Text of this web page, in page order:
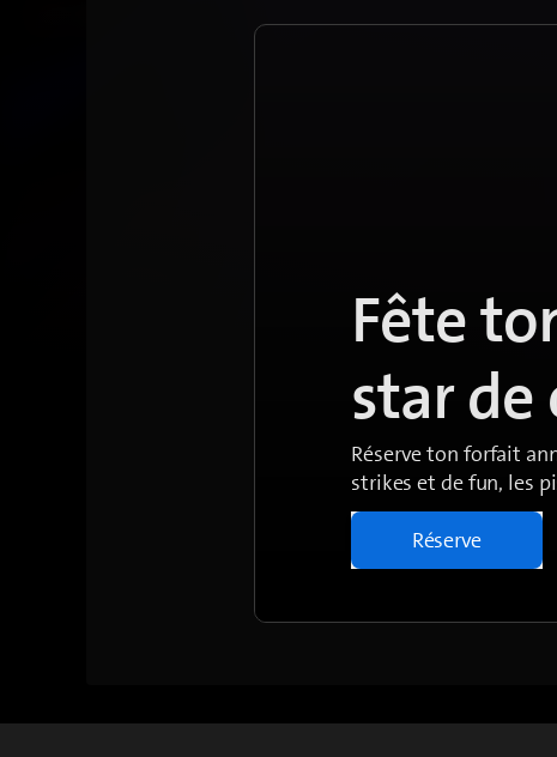
Fête
star de
Réserve ton forfait
strikes et de fun, les
Réserve